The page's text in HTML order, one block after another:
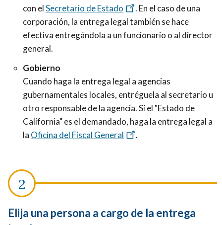
con elSecretario de Estado . En el caso de una
corporación, la entrega legal también se hace
efectiva entregándola a un funcionario o al director
general.
Gobierno
Cuando haga la entrega legal a agencias
gubernamentales locales, entréguela al secretario u
otro responsable de la agencia. Si el "Estado de
California" es el demandado, haga la entrega legal a
la Oficina del Fiscal General .
Elija una persona a cargo de la entrega